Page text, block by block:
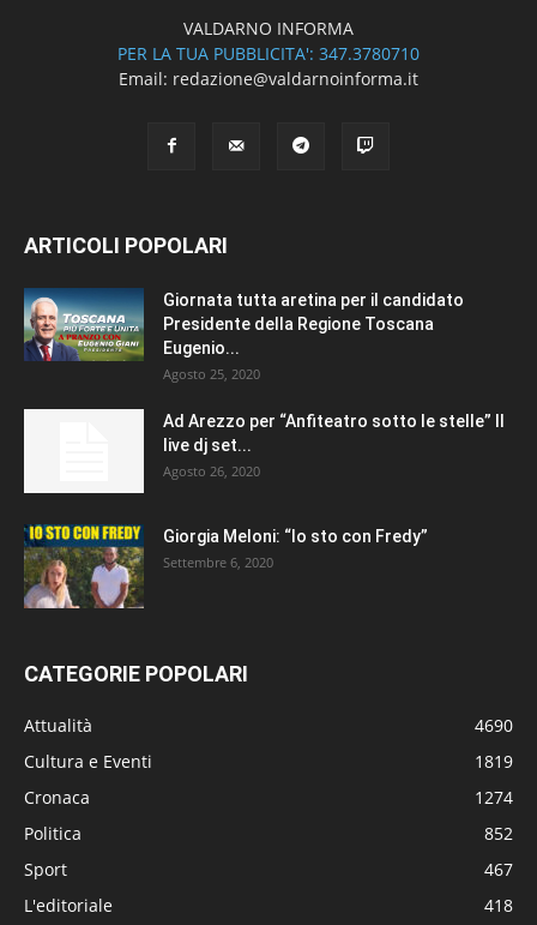
VALDARNO INFORMA
PER LA TUA PUBBLICITA': 347.3780710
Email: redazione@valdarnoinforma.it
ARTICOLI POPOLARI
Giornata tutta aretina per il candidato
Presidente della Regione Toscana
Eugenio...
Agosto 25, 2020
Ad Arezzo per “Anfiteatro sotto le stelle” Il
live dj set...
Agosto 26, 2020
Giorgia Meloni: “Io sto con Fredy”
Settembre 6, 2020
CATEGORIE POPOLARI
Attualità
4690
Cultura e Eventi
1819
Cronaca
1274
Politica
852
Sport
467
L'editoriale
418